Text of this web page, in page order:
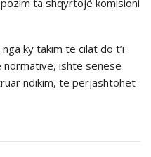
ky takim të cilat do t’i
ishte senëse
ndikim, të përjashtohet